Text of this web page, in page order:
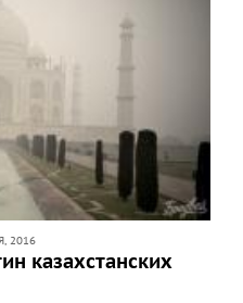
2016
казахстанских